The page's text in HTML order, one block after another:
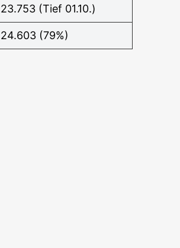
23.753 (Tief 01.10.)
24.603 (79%)